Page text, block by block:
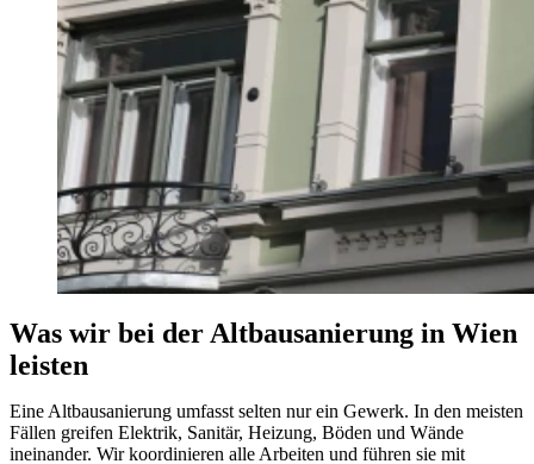
Was wir bei der Altbausanierung in Wien
leisten
Eine Altbausanierung umfasst selten nur ein Gewerk. In den meisten
Fällen greifen Elektrik, Sanitär, Heizung, Böden und Wände
ineinander. Wir koordinieren alle Arbeiten und führen sie mit